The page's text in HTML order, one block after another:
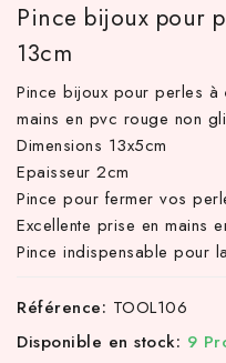
d'achat hors frais de
Pince bijoux pour
13cm
Pince bijoux pour perles à
mains en pvc rouge non
Dimensions 13x5cm
Epaisseur 2cm
Pince pour fermer vos
Excellente prise en mains
Pince indispensable pour
Référence: TOOL106
Disponible en stock: 9